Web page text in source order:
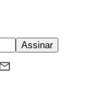
Assinar